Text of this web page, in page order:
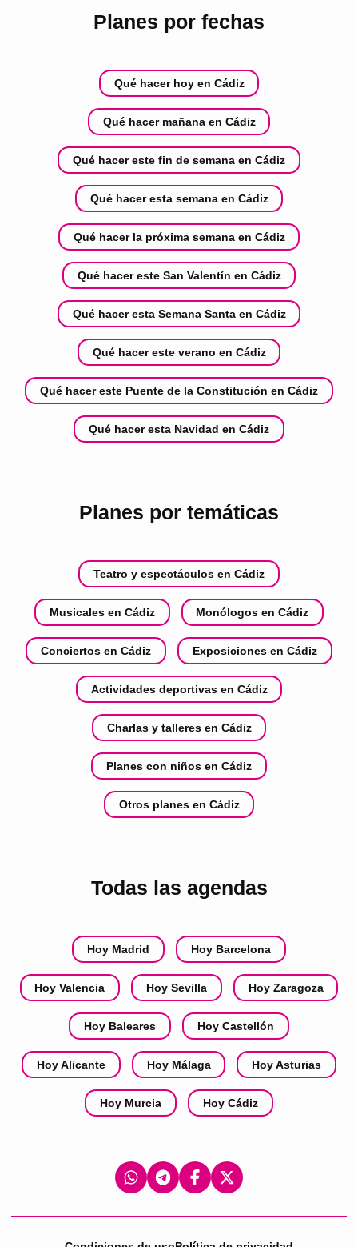
Planes por fechas
Qué hacer hoy en Cádiz
Qué hacer mañana en Cádiz
Qué hacer este fin de semana en Cádiz
Qué hacer esta semana en Cádiz
Qué hacer la próxima semana en Cádiz
Qué hacer este San Valentín en Cádiz
Qué hacer esta Semana Santa en Cádiz
Qué hacer este verano en Cádiz
Qué hacer este Puente de la Constitución en Cádiz
Qué hacer esta Navidad en Cádiz
Planes por temáticas
Teatro y espectáculos en Cádiz
Musicales en Cádiz Monólogos en Cádiz
Conciertos en Cádiz Exposiciones en Cádiz
Actividades deportivas en Cádiz
Charlas y talleres en Cádiz
Planes con niños en Cádiz
Otros planes en Cádiz
Todas las agendas
Hoy Madrid Hoy Barcelona
Hoy Valencia Hoy Sevilla Hoy Zaragoza
Hoy Baleares Hoy Castellón
Hoy Alicante Hoy Málaga Hoy Asturias
Hoy Murcia Hoy Cádiz